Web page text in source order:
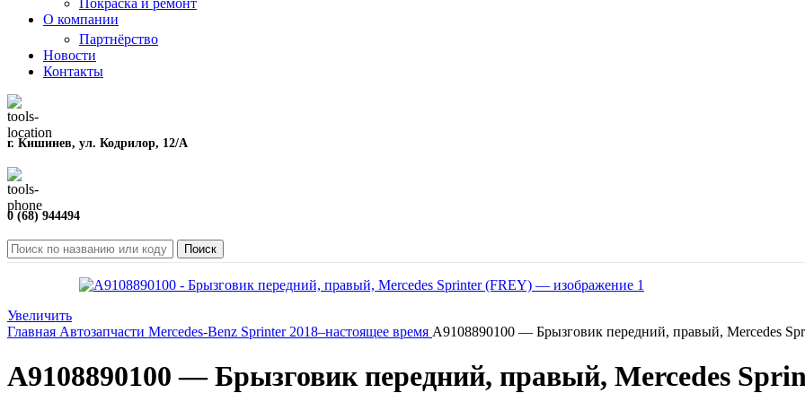
Покраска и ремонт
О компании
Партнёрство
Новости
Контакты
г. Кишинев, ул. Кодрилор, 12/A
0 (68) 944494
Поиск
Увеличить
Главная Автозапчасти Mercedes-Benz Sprinter2018–настоящее время A9108890100 — Брызговик передний, правый, Mercedes
A9108890100 — Брызговик передний, правый, Mercedes